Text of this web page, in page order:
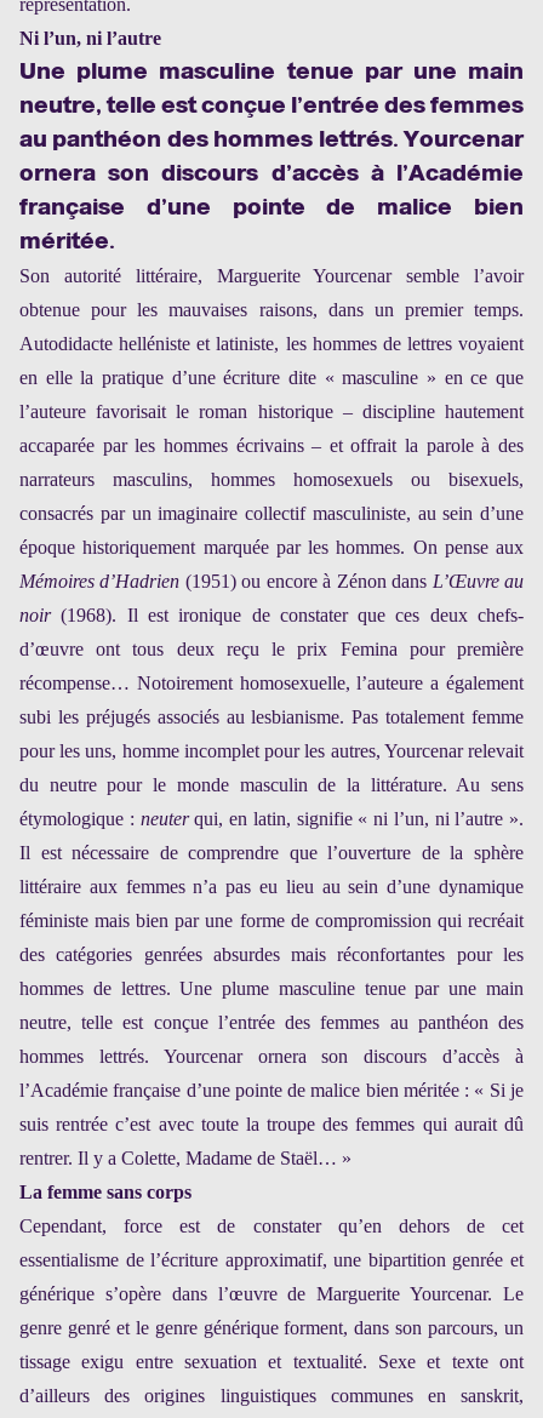
représentation.
Ni l’un, ni l’autre
Une plume masculine tenue par une main
neutre, telle est conçue l’entrée des femmes
au panthéon des hommes lettrés. Yourcenar
ornera son discours d’accès à l’Académie
française d’une pointe de malice bien
méritée.
Son autorité littéraire, Marguerite Yourcenar semble l’avoir
obtenue pour les mauvaises raisons, dans un premier temps.
Autodidacte helléniste et latiniste, les hommes de lettres voyaient
en elle la pratique d’une écriture dite « masculine » en ce que
l’auteure favorisait le roman historique – discipline hautement
accaparée par les hommes écrivains – et offrait la parole à des
narrateurs masculins, hommes homosexuels ou bisexuels,
consacrés par un imaginaire collectif masculiniste, au sein d’une
époque historiquement marquée par les hommes. On pense aux
Mémoires d’Hadrien (1951) ou encore à Zénon dans L’Œuvre au
noir(1968). Il est ironique de constater que ces deux chefs-
d’œuvre ont tous deux reçu le prix Femina pour première
récompense… Notoirement homosexuelle, l’auteure a également
subi les préjugés associés au lesbianisme. Pas totalement femme
pour les uns, homme incomplet pour les autres, Yourcenar relevait
du neutre pour le monde masculin de la littérature. Au sens
étymologique : neuterqui, en latin, signifie « ni l’un, ni l’autre ».
Il est nécessaire de comprendre que l’ouverture de la sphère
littéraire aux femmes n’a pas eu lieu au sein d’une dynamique
féministe mais bien par une forme de compromission qui recréait
des catégories genrées absurdes mais réconfortantes pour les
hommes de lettres.Une plume masculine tenue par une main
neutre, telle est conçue l’entrée des femmes au panthéon des
hommes lettrés. Yourcenar ornera son discours d’accès à
l’Académie française d’une pointe de malice bien méritée: « Si je
suis rentrée c’est avec toute la troupe des femmes qui aurait dû
rentrer. Il y a Colette, Madame de Staël… »
La femme sans corps
Cependant, force est de constater qu’en dehors de cet
essentialisme de l’écriture approximatif, une bipartition genrée et
générique s’opère dans l’œuvre de Marguerite Yourcenar. Le
genre genré et le genre générique forment, dans son parcours, un
tissage exigu entre sexuation et textualité. Sexe et texte ont
d’ailleurs des origines linguistiques communes en sanskrit,